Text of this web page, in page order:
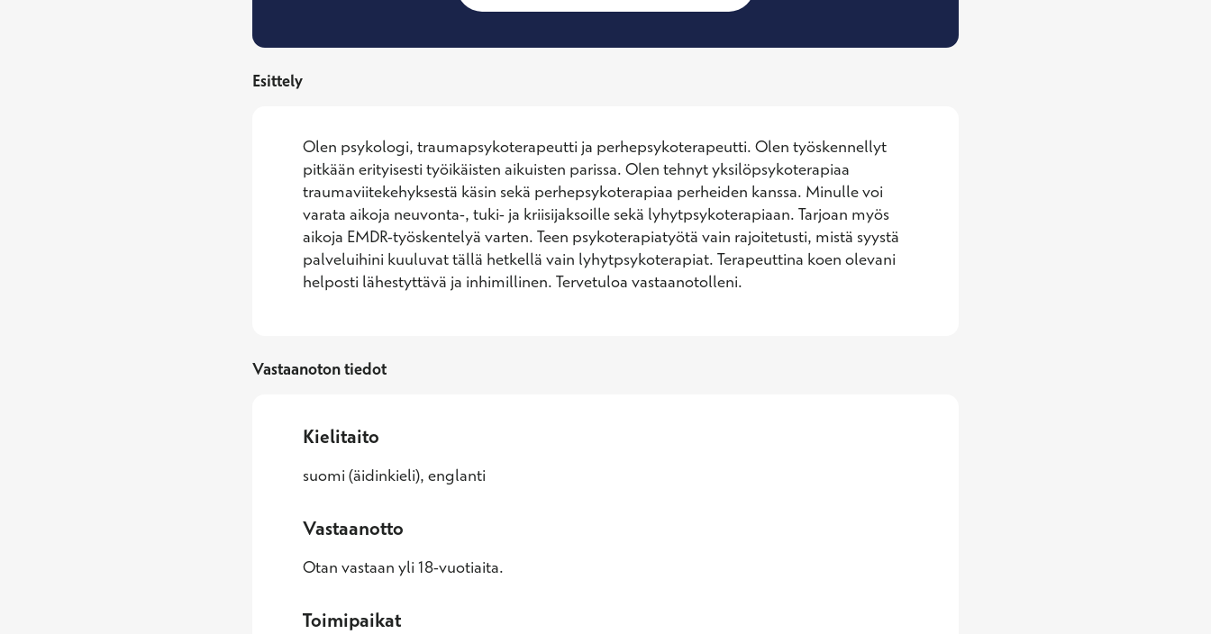
Esittely
Olen psykologi, traumapsykoterapeutti ja perhepsykoterapeutti. Olen työskennellyt
pitkään erityisesti työikäisten aikuisten parissa. Olen tehnyt yksilöpsykoterapiaa
traumaviitekehyksestä käsin sekä perhepsykoterapiaa perheiden kanssa. Minulle voi
varata aikoja neuvonta-, tuki- ja kriisijaksoille sekä lyhytpsykoterapiaan. Tarjoan myös
aikoja EMDR-työskentelyä varten. Teen psykoterapiatyötä vain rajoitetusti, mistä syystä
palveluihini kuuluvat tällä hetkellä vain lyhytpsykoterapiat. Terapeuttina koen olevani
helposti lähestyttävä ja inhimillinen. Tervetuloa vastaanotolleni.
Vastaanoton tiedot
Kielitaito
suomi (äidinkieli), englanti
Vastaanotto
Otan vastaan yli 18-vuotiaita.
Toimipaikat